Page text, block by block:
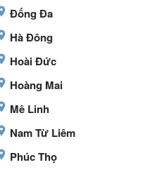
Đống Đa
Hà Đông
Hoài Đức
Hoàng Mai
Mê Linh
Nam Từ Liêm
Phúc Thọ